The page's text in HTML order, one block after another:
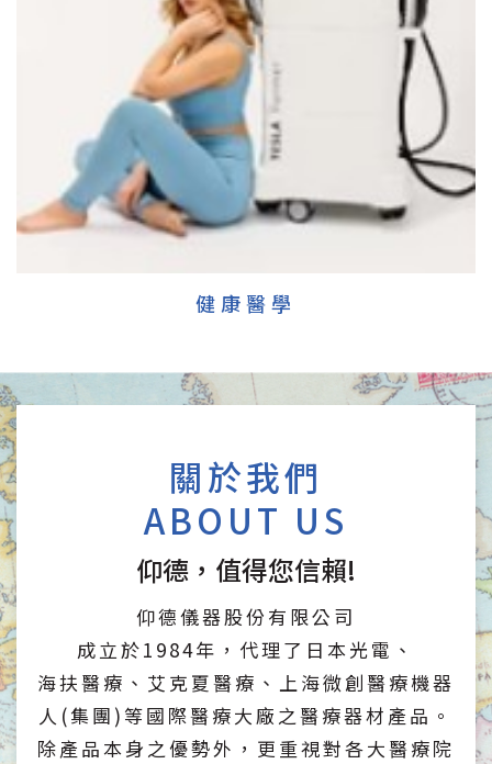
健康醫學
關於我們
ABOUT US
仰德，值得您信賴!
仰德儀器股份有限公司
成立於1984年，代理了日本光電、
海扶醫療、艾克夏醫療、上海微創醫療機器
人(集團)等國際醫療大廠之醫療器材產品。
除產品本身之優勢外，更重視對各大醫療院